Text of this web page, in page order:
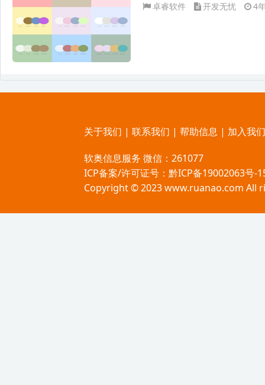
卓睿软件 开发无忧 4
关于我们 | 联系我们 | 帮助信息 | 加入我们
软奥信息服务 微信：261077
ICP备案/许可证号： 黔ICP备19002063号-
Copyright © 2023 www.ruanao.com All